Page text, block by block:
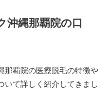
沖縄那覇院の口
那覇院の医療脱毛の特徴や
て詳しく紹介してきまし